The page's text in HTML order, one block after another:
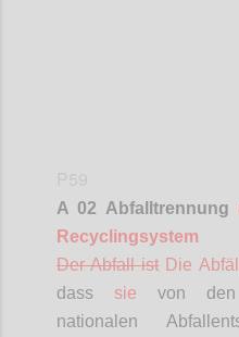
A 02 Abfalltrennung
Recyclingsystem
Der Abfall ist Die
dass sie von den
nationalen